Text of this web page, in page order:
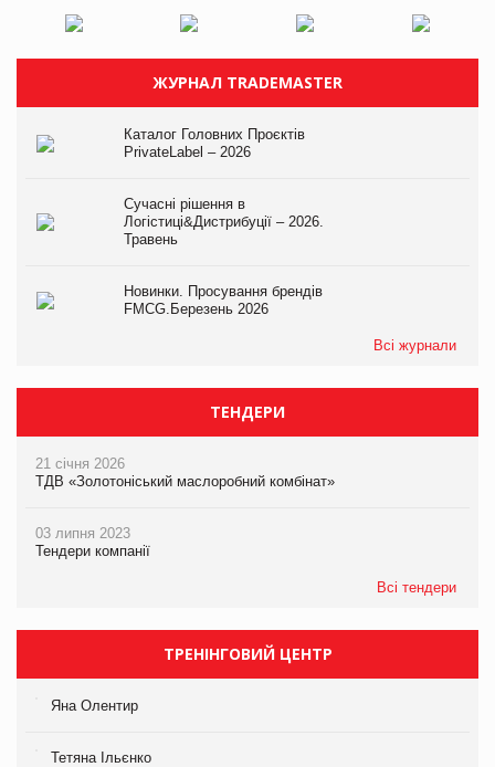
ЖУРНАЛ TRADEMASTER
Каталог Головних Проєктів
PrivateLabel – 2026
Сучасні рішення в
Логістиці&Дистрибуції – 2026.
Травень
Новинки. Просування брендів
FMCG.Березень 2026
Всі журнали
ТЕНДЕРИ
21 січня 2026
ТДВ «Золотоніський маслоробний комбінат»
03 липня 2023
Тендери компанії
Всі тендери
ТРЕНІНГОВИЙ ЦЕНТР
Яна Олентир
Тетяна Ільєнко